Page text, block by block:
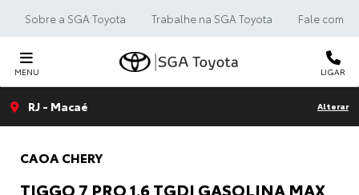
Sobre a SGA Toyota Trabalhe na SGA Toyota Fale com a
MENU LIGAR
RJ - Macaé Alterar
CAOA CHERY
TIGGO 7 PRO 1.6 TGDI GASOLINA MAX